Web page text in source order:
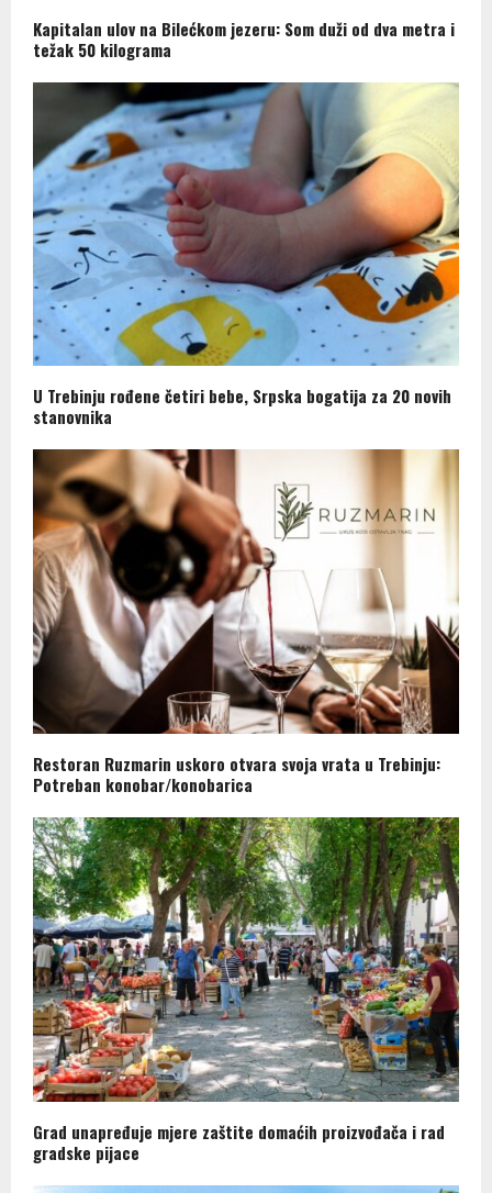
Kapitalan ulov na Bilećkom jezeru: Som duži od dva metra i
težak 50 kilograma
U Trebinju rođene četiri bebe, Srpska bogatija za 20 novih
stanovnika
Restoran Ruzmarin uskoro otvara svoja vrata u Trebinju:
Potreban konobar/konobarica
Grad unapređuje mjere zaštite domaćih proizvođača i rad
gradske pijace